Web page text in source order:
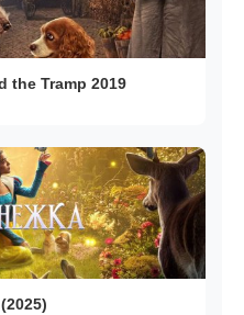
the Tramp 2019